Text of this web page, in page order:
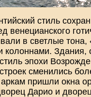
стиль
венецианского
в светлые тона,
колоннами. Здания,
эпохи
сменились
пришли окна
Дарио и